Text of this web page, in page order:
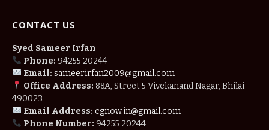
CONTACT US
Syed Sameer Irfan
Phone: 94255 20244
Email: sameerirfan2009@gmail.com
Office Address: 88A, Street 5 Vivekanand Nagar, Bhilai
490023
Email Address: cgnow.in@gmail.com
Phone Number: 94255 20244